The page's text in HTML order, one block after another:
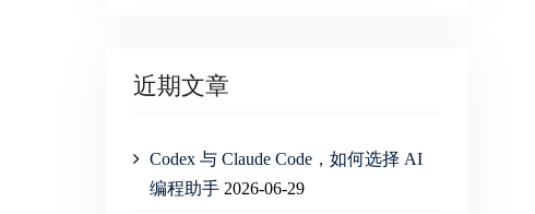
近期文章
Codex 与 Claude Code，如何选择 AI
编程助手 2026-06-29